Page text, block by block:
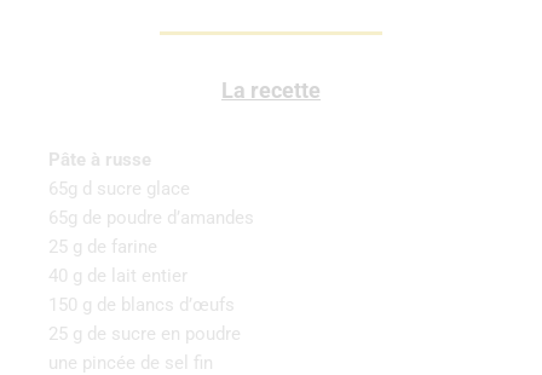
La recette
Pâte à russe
65g d sucre glace
65g de poudre d’amandes
25 g de farine
40 g de lait entier
150 g de blancs d’œufs
25 g de sucre en poudre
une pincée de sel fin